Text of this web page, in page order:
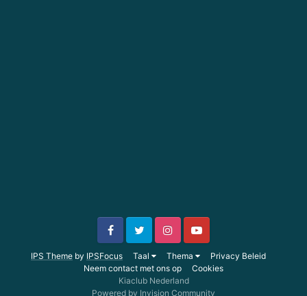
IPS Theme by IPSFocus Taal Thema
Privacy Beleid
Neem contact met ons op
Cookies
Kiaclub Nederland
Powered by Invision Community